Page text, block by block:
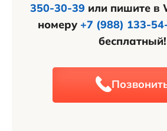
350-30-39 или пишите в
номеру +7 (988) 133-
бесплатный!